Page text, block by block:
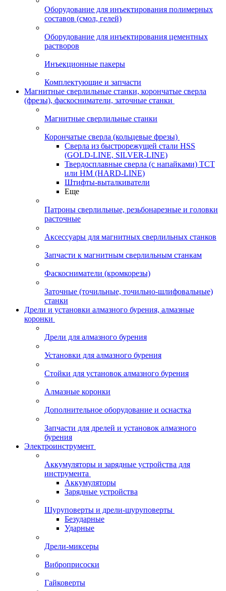
Оборудование для инъектирования полимерных
составов (смол, гелей)
Оборудование для инъектирования цементных
растворов
Инъекционные пакеры
Комплектующие и запчасти
Магнитные сверлильные станки, корончатые сверла
(фрезы), фаскосниматели, заточные станки
Магнитные сверлильные станки
Корончатые сверла (кольцевые фрезы)
Сверла из быстрорежущей стали HSS
(GOLD-LINE, SILVER-LINE)
Твердосплавные сверла (с напайками) ТСТ
или HM (HARD-LINE)
Штифты-выталкиватели
Еще
Патроны сверлильные, резьбонарезные и головки
расточные
Аксессуары для магнитных сверлильных станков
Запчасти к магнитным сверлильным станкам
Фаскосниматели (кромкорезы)
Заточные (точильные, точильно-шлифовальные)
станки
Дрели и установки алмазного бурения, алмазные
коронки
Дрели для алмазного бурения
Установки для алмазного бурения
Стойки для установок алмазного бурения
Алмазные коронки
Дополнительное оборудование и оснастка
Запчасти для дрелей и установок алмазного
бурения
Электроинструмент
Аккумуляторы и зарядные устройства для
инструмента
Аккумуляторы
Зарядные устройства
Шуруповерты и дрели-шуруповерты
Безударные
Ударные
Дрели-миксеры
Виброприсоски
Гайковерты